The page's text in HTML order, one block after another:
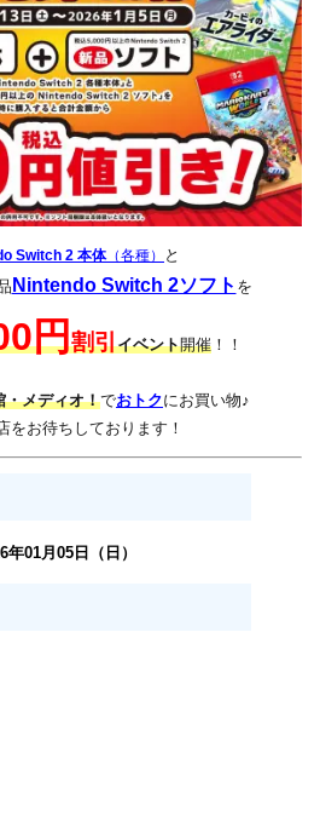
Switch 2 本体（各種）
と
Nintendo Switch 2ソフト を
円割引イベント開催！！
・メディオ！でおトクにお買い物♪
をお待ちしております！
01月05日（日）